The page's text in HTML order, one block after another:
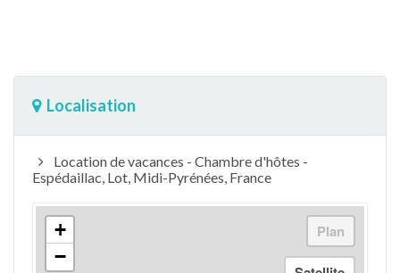
Localisation
Location de vacances - Chambre d'hôtes -
Espédaillac, Lot, Midi-Pyrénées, France
+
−